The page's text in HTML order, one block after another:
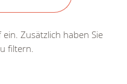
Zusätzlich haben Sie
filtern.